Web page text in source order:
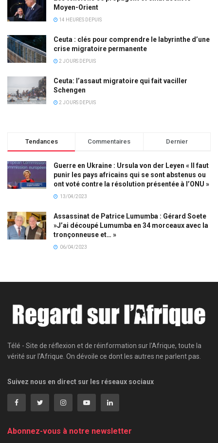
Moyen-Orient
14 HEURES DEPUIS
Ceuta : clés pour comprendre le labyrinthe d’une
crise migratoire permanente
2 JOURS DEPUIS
Ceuta: l’assaut migratoire qui fait vaciller
Schengen
2 JOURS DEPUIS
Tendances Commentaires Dernier
Guerre en Ukraine : Ursula von der Leyen « Il faut
punir les pays africains qui se sont abstenus ou
ont voté contre la résolution présentée à l’ONU »
13/04/2023
Assassinat de Patrice Lumumba : Gérard Soete
»J’ai découpé Lumumba en 34 morceaux avec la
tronçonneuse et… »
06/04/2023
Télé - Site de réflexion et de réinformation sur l'Afrique, toute la
vérité sur l'Afrique. On dévoile ce dont les autres ne parlent pas.
Suivez nous en direct sur les réseaux sociaux
Abonnez-vous à notre newsletter